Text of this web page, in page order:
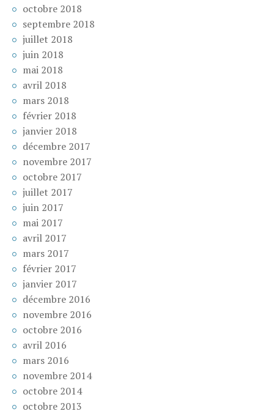
octobre 2018
septembre 2018
juillet 2018
juin 2018
mai 2018
avril 2018
mars 2018
février 2018
janvier 2018
décembre 2017
novembre 2017
octobre 2017
juillet 2017
juin 2017
mai 2017
avril 2017
mars 2017
février 2017
janvier 2017
décembre 2016
novembre 2016
octobre 2016
avril 2016
mars 2016
novembre 2014
octobre 2014
octobre 2013